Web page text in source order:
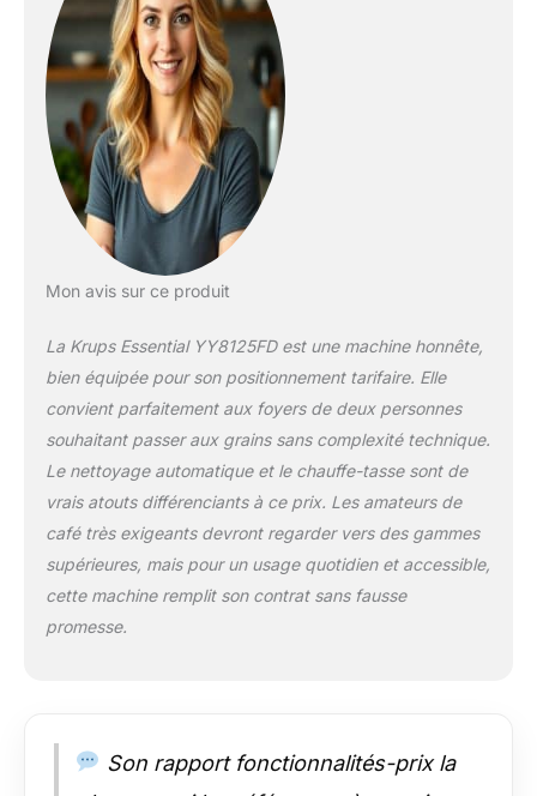
INTUITIVE :
Commandes par
boutons avec LED
lumineuses pour un
usage fluide, simple
et rapide au
quotidien. BUSE
VAPEUR INTÉGRÉE :
Réalisez chez vous
nettoyer.
AUTOMATIQUE, 0%
D'EFFORT : Une
pastille 3x/an
environ, sans rien à
démonter dans la
machine. Rinçage
interne après chaque
café. RÉPARABILITÉ
15 ANS AU JUSTE
de vie.
Mon avis sur ce produit
La Krups Essential YY8125FD est une machine honnête,
bien équipée pour son positionnement tarifaire. Elle
convient parfaitement aux foyers de deux personnes
souhaitant passer aux grains sans complexité technique.
Le nettoyage automatique et le chauffe-tasse sont de
vrais atouts différenciants à ce prix. Les amateurs de
café très exigeants devront regarder vers des gammes
supérieures, mais pour un usage quotidien et accessible,
cette machine remplit son contrat sans fausse
promesse.
Son rapport fonctionnalités-prix la